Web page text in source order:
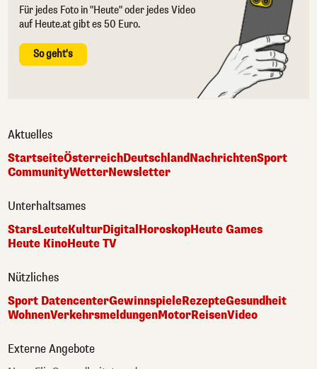
Für jedes Foto in "Heute" oder jedes Video
auf Heute.at gibt es 50 Euro.
So geht's
Aktuelles
StartseiteÖsterreichDeutschlandNachrichtenSport
CommunityWetterNewsletter
Unterhaltsames
StarsLeuteKulturDigitalHoroskopHeute Games
Heute KinoHeute TV
Nützliches
Sport DatencenterGewinnspieleRezepteGesundheit
WohnenVerkehrsmeldungenMotorReisenVideo
Externe Angebote